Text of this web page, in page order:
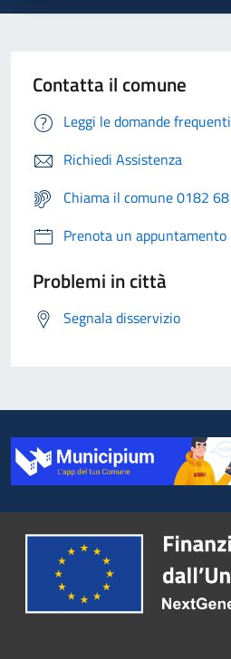
Contatta il comune
Leggi le domande frequenti
Richiedi Assistenza
Chiama il comune 0182
Prenota un appuntamento
Problemi in città
Segnala disservizio